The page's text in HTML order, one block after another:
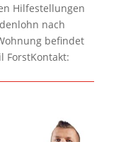
Hilfestellungen
nach
befindet
ForstKontakt: